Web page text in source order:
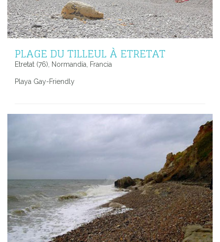
PLAGE DU TILLEUL À ETRETAT
Etretat (76), Normandía, Francia
Playa Gay-Friendly